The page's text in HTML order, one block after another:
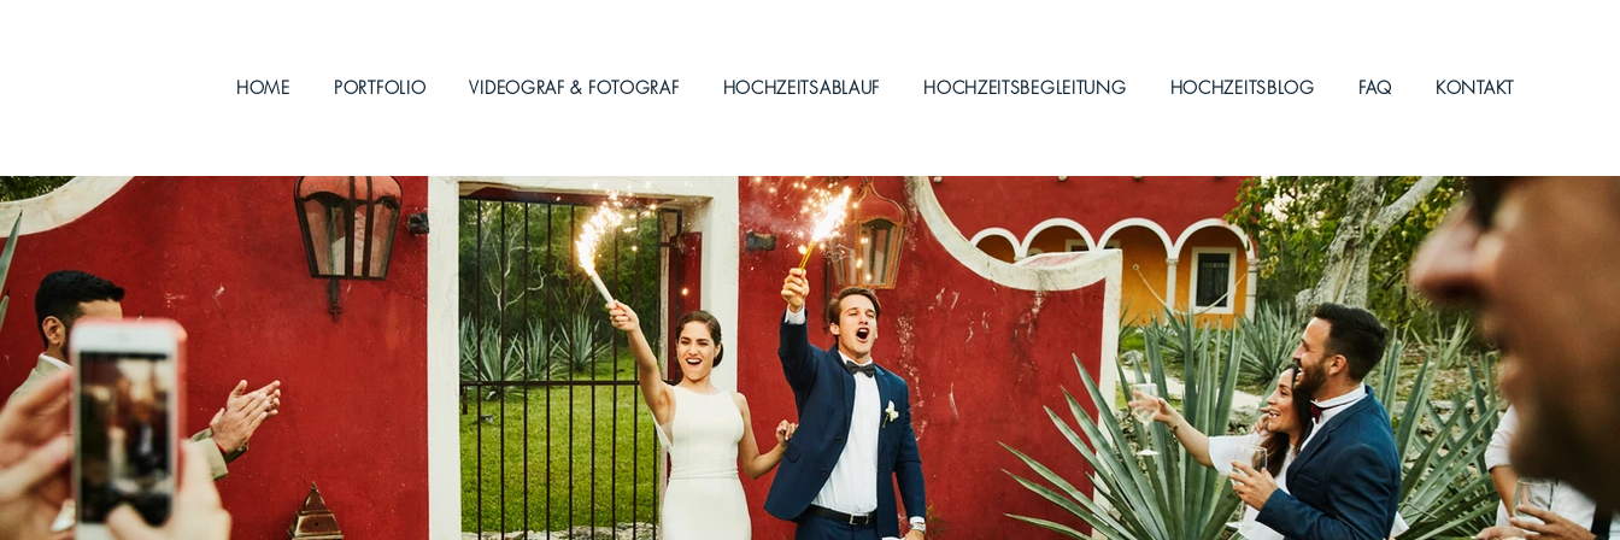
HOME PORTFOLIO VIDEOGRAF & FOTOGRAF HOCHZEITSABLAUF HOCHZEITSBEGLEITUNG HOCHZEITSBLOG FAQ KONTAKT